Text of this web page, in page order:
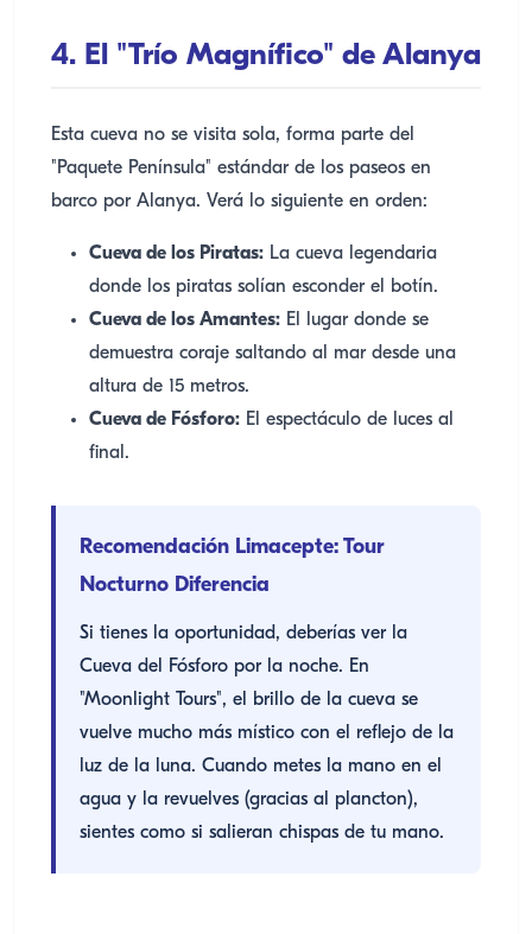
4. El "Trío Magnífico" de Alanya
Esta cueva no se visita sola, forma parte del
"Paquete Península" estándar de los paseos en
barco por Alanya. Verá lo siguiente en orden:
Cueva de los Piratas: La cueva legendaria
donde los piratas solían esconder el botín.
Cueva de los Amantes: El lugar donde se
demuestra coraje saltando al mar desde una
altura de 15 metros.
Cueva de Fósforo: El espectáculo de luces al
final.
Recomendación Limacepte: Tour
Nocturno Diferencia
Si tienes la oportunidad, deberías ver la
Cueva del Fósforo por la noche. En
"Moonlight Tours", el brillo de la cueva se
vuelve mucho más místico con el reflejo de la
luz de la luna. Cuando metes la mano en el
agua y la revuelves (gracias al plancton),
sientes como si salieran chispas de tu mano.